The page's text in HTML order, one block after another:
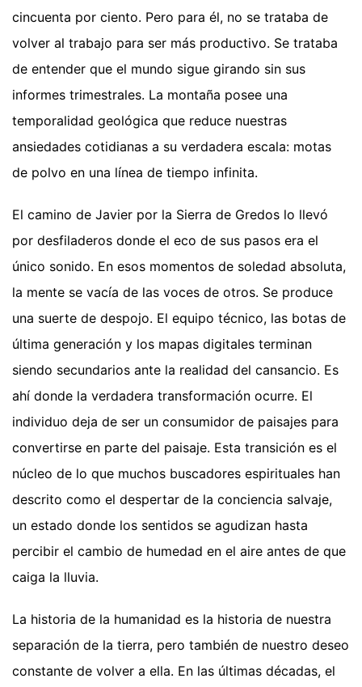
cincuenta por ciento. Pero para él, no se trataba de
volver al trabajo para ser más productivo. Se trataba
de entender que el mundo sigue girando sin sus
informes trimestrales. La montaña posee una
temporalidad geológica que reduce nuestras
ansiedades cotidianas a su verdadera escala: motas
de polvo en una línea de tiempo infinita.
El camino de Javier por la Sierra de Gredos lo llevó
por desfiladeros donde el eco de sus pasos era el
único sonido. En esos momentos de soledad absoluta,
la mente se vacía de las voces de otros. Se produce
una suerte de despojo. El equipo técnico, las botas de
última generación y los mapas digitales terminan
siendo secundarios ante la realidad del cansancio. Es
ahí donde la verdadera transformación ocurre. El
individuo deja de ser un consumidor de paisajes para
convertirse en parte del paisaje. Esta transición es el
núcleo de lo que muchos buscadores espirituales han
descrito como el despertar de la conciencia salvaje,
un estado donde los sentidos se agudizan hasta
percibir el cambio de humedad en el aire antes de que
caiga la lluvia.
La historia de la humanidad es la historia de nuestra
separación de la tierra, pero también de nuestro deseo
constante de volver a ella. En las últimas décadas, el